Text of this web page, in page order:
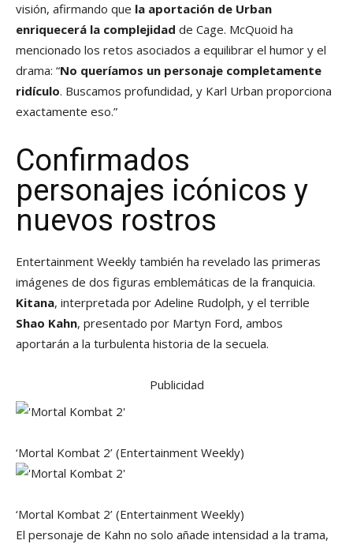
visión, afirmando que la aportación de Urban
enriquecerá la complejidad de Cage. McQuoid ha
mencionado los retos asociados a equilibrar el humor y el
drama: “No queríamos un personaje completamente
ridículo. Buscamos profundidad, y Karl Urban proporciona
exactamente eso.”
Confirmados
personajes icónicos y
nuevos rostros
Entertainment Weekly también ha revelado las primeras
imágenes de dos figuras emblemáticas de la franquicia.
Kitana, interpretada por Adeline Rudolph, y el terrible
Shao Kahn, presentado por Martyn Ford, ambos
aportarán a la turbulenta historia de la secuela.
Publicidad
‘Mortal Kombat 2’ (Entertainment Weekly)
‘Mortal Kombat 2’ (Entertainment Weekly)
El personaje de Kahn no solo añade intensidad a la trama,